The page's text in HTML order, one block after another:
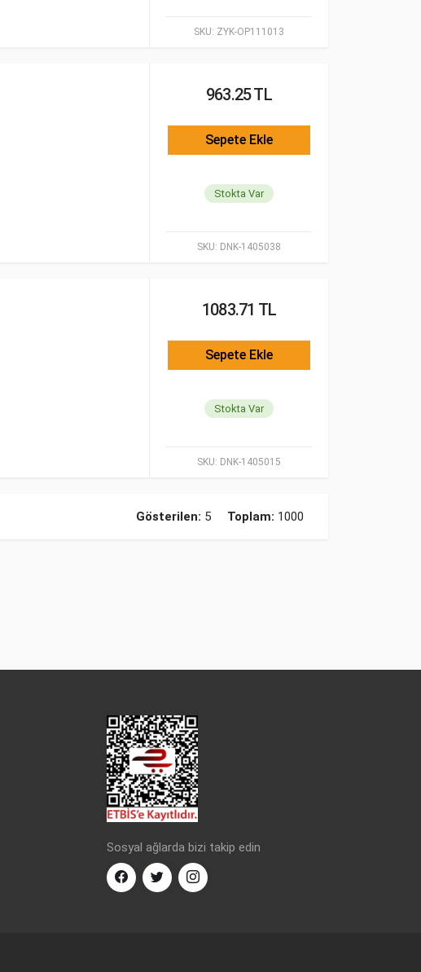
SKU: ZYK-OP111013
SKU: DNK-1405038
963.25 TL
Sepete Ekle
Stokta Var
SKU: DNK-1405015
1083.71 TL
Sepete Ekle
Stokta Var
Gösterilen: 5 Toplam: 1000
Sosyal ağlarda bizi takip edin